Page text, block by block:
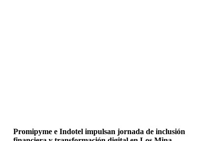
Promipyme e Indotel impulsan jornada de inclusión